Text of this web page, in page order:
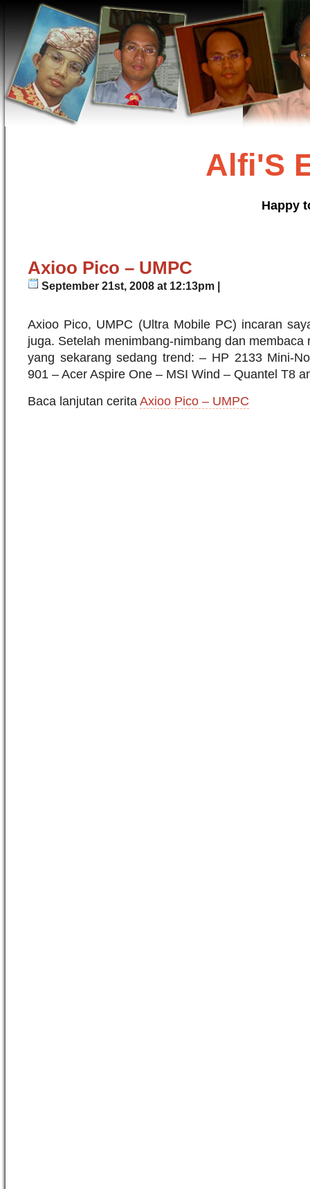
Alfi'S
Happy
Axioo Pico – UMPC
September 21st, 2008 at 12:13pm |
Axioo Pico, UMPC (Ultra Mobile PC) incaran
juga. Setelah menimbang-nimbang dan membaca
yang sekarang sedang trend: – HP 2133 Mini-
901 – Acer Aspire One – MSI Wind – Quantel T8
Baca lanjutan cerita Axioo Pico – UMPC